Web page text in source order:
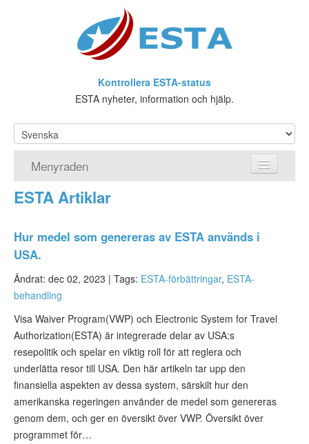
Kontrollera ESTA-status
ESTA nyheter, information och hjälp.
Menyraden
Hemsida
Vad är ESTA?
Viseringsundantag
ESTA-status
ESTA Artiklar
Kontakta
ESTA Artiklar
Hur medel som genereras av ESTA används i
USA.
Ändrat: dec 02, 2023 | Tags: ESTA-förbättringar, ESTA-
behandling
Visa Waiver Program(VWP) och Electronic System for Travel
Authorization(ESTA) är integrerade delar av USA:s
resepolitik och spelar en viktig roll för att reglera och
underlätta resor till USA. Den här artikeln tar upp den
finansiella aspekten av dessa system, särskilt hur den
amerikanska regeringen använder de medel som genereras
genom dem, och ger en översikt över VWP. Översikt över
programmet för…